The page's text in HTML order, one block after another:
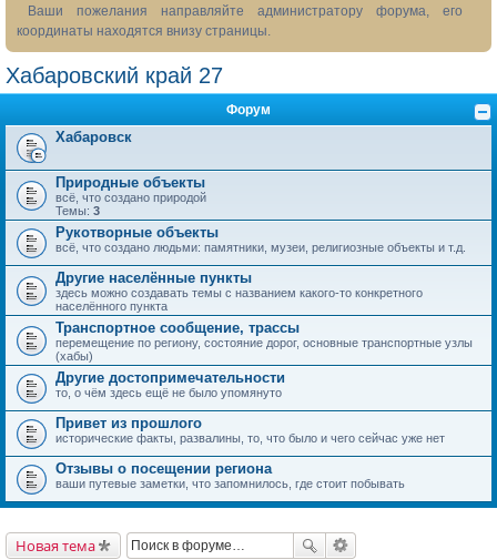
Ваши пожелания направляйте администратору форума, его
координаты находятся внизу страницы.
Хабаровский край 27
Форум
Хабаровск
Природные объекты
всё, что создано природой
Темы: 3
Рукотворные объекты
всё, что создано людьми: памятники, музеи, религиозные объекты и т.д.
Другие населённые пункты
здесь можно создавать темы с названием какого-то конкретного
населённого пункта
Транспортное сообщение, трассы
перемещение по региону, состояние дорог, основные транспортные узлы
(хабы)
Другие достопримечательности
то, о чём здесь ещё не было упомянуто
Привет из прошлого
исторические факты, развалины, то, что было и чего сейчас уже нет
Отзывы о посещении региона
ваши путевые заметки, что запомнилось, где стоит побывать
Новая тема